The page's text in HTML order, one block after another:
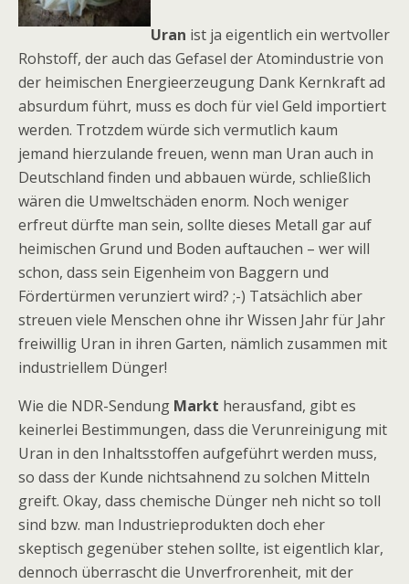
Uran ist ja eigentlich ein wertvoller
Rohstoff, der auch das Gefasel der Atomindustrie von
der heimischen Energieerzeugung Dank Kernkraft ad
absurdum führt, muss es doch für viel Geld importiert
werden. Trotzdem würde sich vermutlich kaum
jemand hierzulande freuen, wenn man Uran auch in
Deutschland finden und abbauen würde, schließlich
wären die Umweltschäden enorm. Noch weniger
erfreut dürfte man sein, sollte dieses Metall gar auf
heimischen Grund und Boden auftauchen – wer will
schon, dass sein Eigenheim von Baggern und
Fördertürmen verunziert wird? ;-) Tatsächlich aber
streuen viele Menschen ohne ihr Wissen Jahr für Jahr
freiwillig Uran in ihren Garten, nämlich zusammen mit
industriellem Dünger!
Wie die NDR-Sendung Markt herausfand, gibt es
keinerlei Bestimmungen, dass die Verunreinigung mit
Uran in den Inhaltsstoffen aufgeführt werden muss,
so dass der Kunde nichtsahnend zu solchen Mitteln
greift. Okay, dass chemische Dünger neh nicht so toll
sind bzw. man Industrieprodukten doch eher
skeptisch gegenüber stehen sollte, ist eigentlich klar,
dennoch überrascht die Unverfrorenheit, mit der